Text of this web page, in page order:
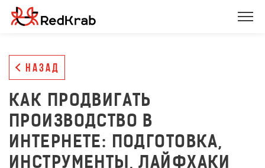
НАЗАД
КАК ПРОДВИГАТЬ
ПРОИЗВОДСТВО В
ИНТЕРНЕТЕ: ПОДГОТОВКА,
ИНСТРУМЕНТЫ, ЛАЙФХАКИ